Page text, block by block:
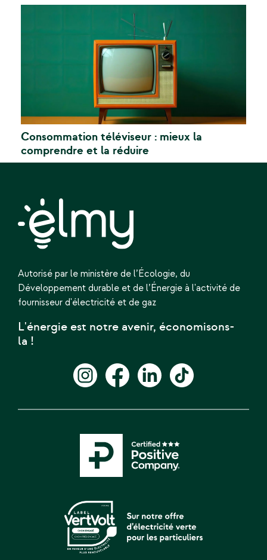
Consommation téléviseur : mieux la
comprendre et la réduire
Autorisé par le ministère de l’Écologie, du
Développement durable et de l’Énergie à l'activité de
fournisseur d'électricité et de gaz
L'énergie est notre avenir, économisons-
la !